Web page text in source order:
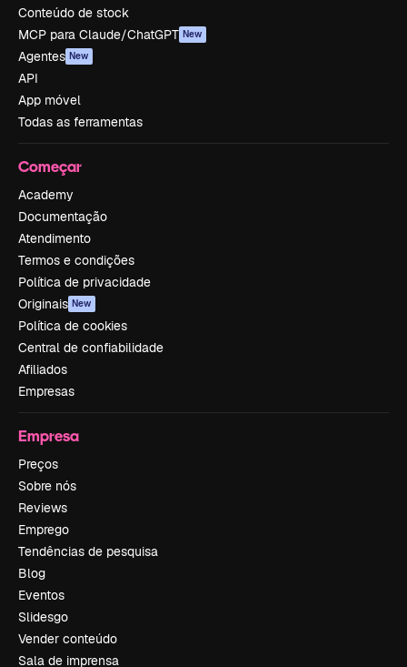
Conteúdo de stock
MCP para Claude/ChatGPT New
Agentes New
API
App móvel
Todas as ferramentas
Começar
Academy
Documentação
Atendimento
Termos e condições
Política de privacidade
Originais New
Política de cookies
Central de confiabilidade
Afiliados
Empresas
Empresa
Preços
Sobre nós
Reviews
Emprego
Tendências de pesquisa
Blog
Eventos
Slidesgo
Vender conteúdo
Sala de imprensa